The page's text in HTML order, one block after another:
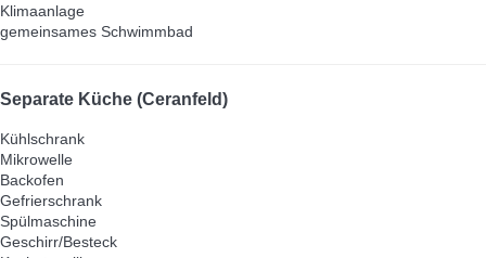
Klimaanlage
gemeinsames Schwimmbad
Separate Küche (Ceranfeld)
Kühlschrank
Mikrowelle
Backofen
Gefrierschrank
Spülmaschine
Geschirr/Besteck